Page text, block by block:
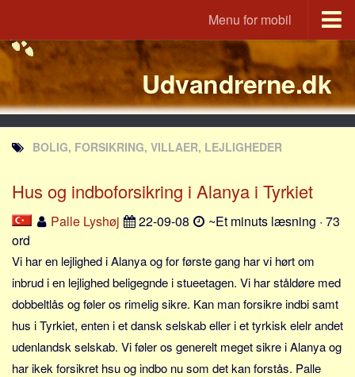
Menu for mobil
Portal
Udvandrerne.dk
Utvandrerne.no
Utvandrarna.se
Tyskland.dk
England.dk
Rusland.dk
JLKM.dk
Lande
Tyrkiet
Spanien
Frankrig
Sverige
Udvandrerne.dk
BOLIG, FORSIKRING, VILLAER, LEJLIGHEDER
Hus og indboforsikring i Alanya i Tyrkiet
Palle Lyshøj 22-09-08
~Et minuts læsning · 73
ord
Vi har en lejlighed i Alanya og for første gang har vi hørt om
inbrud i en lejlighed beligegnde i stueetagen. Vi har ståldøre med
dobbeltlås og føler os rimelig sikre. Kan man forsikre indbi samt
hus i Tyrkiet, enten i et dansk selskab eller i et tyrkisk elelr andet
udenlandsk selskab. Vi føler os generelt meget sikre i Alanya og
har ikek forsikret hsu og indbo nu som det kan forstås. Palle